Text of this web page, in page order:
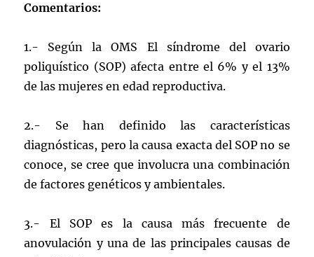
Comentarios:
1.- Según la OMS El síndrome del ovario
poliquístico (SOP) afecta entre el 6% y el 13%
de las mujeres en edad reproductiva.
2.- Se han definido las características
diagnósticas, pero la causa exacta del SOP no se
conoce, se cree que involucra una combinación
de factores genéticos y ambientales.
3.- El SOP es la causa más frecuente de
anovulación y una de las principales causas de